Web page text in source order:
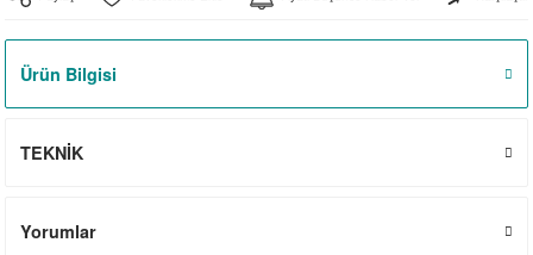
Anahtarlar
Anahtarlar
Ürün Bilgisi
TEKNİK
Yorumlar